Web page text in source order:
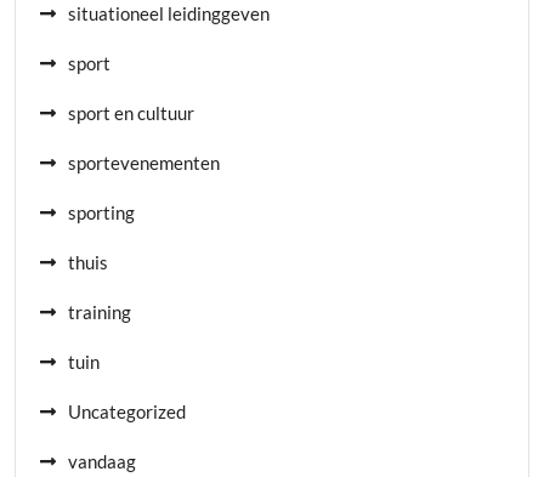
situationeel leidinggeven
sport
sport en cultuur
sportevenementen
sporting
thuis
training
tuin
Uncategorized
vandaag